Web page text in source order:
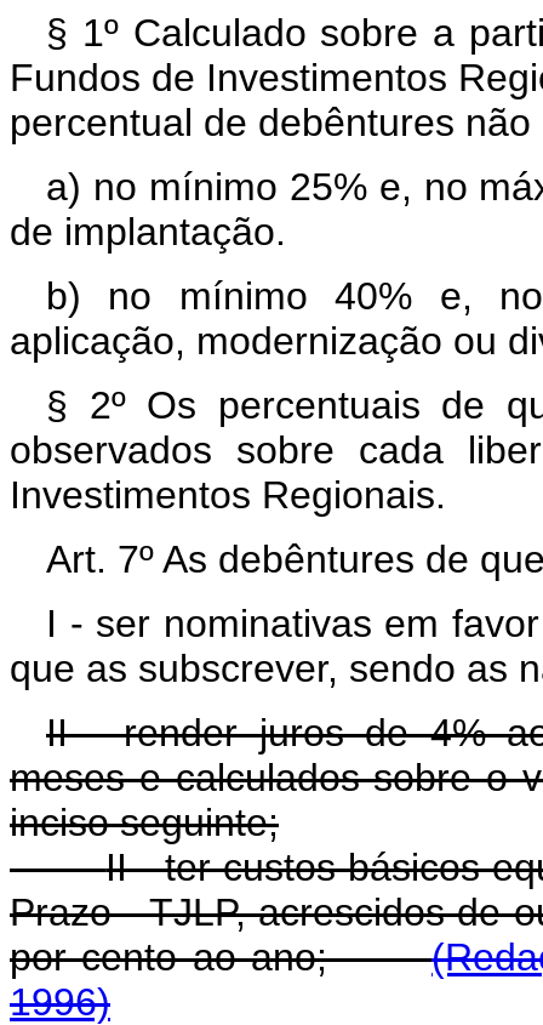
§ 1º Calculado sobre a
Fundos de Investimentos
percentual de debêntures
a) no mínimo 25% e, no
de implantação.
b) no mínimo 40% e,
aplicação, modernização ou
§ 2º Os percentuais de
observados sobre cada
Investimentos Regionais.
Art. 7º As debêntures de
I - ser nominativas em
que as subscrever, sendo as
II - render juros de 4%
meses e calculados sobre o
inciso seguinte;
II - ter custos básicos
Prazo - TJLP, acrescidos de
por cento ao ano;
1996)